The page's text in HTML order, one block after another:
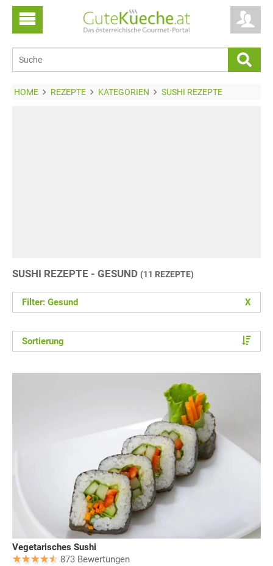
HOME REZEPTE KATEGORIEN SUSHI REZEPTE
SUSHI REZEPTE - GESUND (11 REZEPTE)
Filter: Gesund X
Sortierung
Vegetarisches Sushi
873 Bewertungen